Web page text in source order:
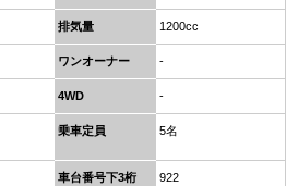
排気量 1200cc
ワンオーナー -
4WD -
乗車定員 5名
車台番号下3桁 922